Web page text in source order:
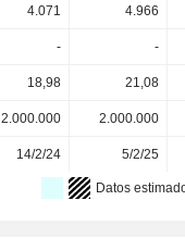
4.071 4.966
- -
18,98 21,08
2.000.000 2.000.000
14/2/24 5/2/25
Datos